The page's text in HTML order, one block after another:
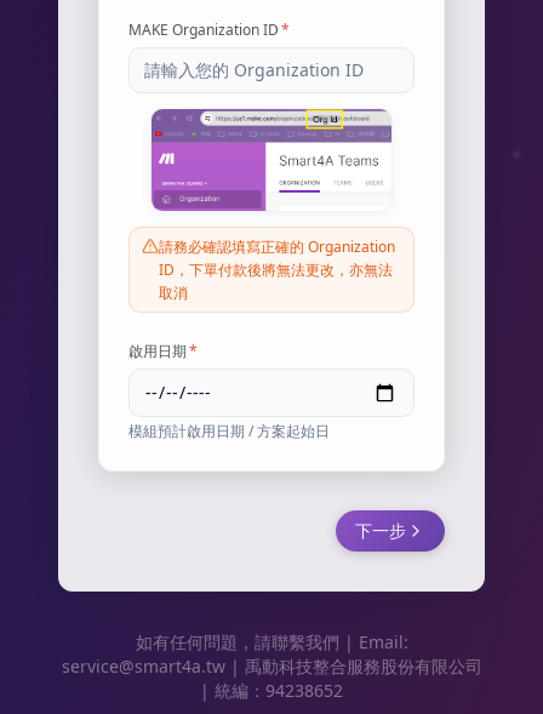
MAKE Organization ID*
請務必確認填寫正確的 Organization
ID，下單付款後將無法更改，亦無法
取消
啟用日期*
模組預計啟用日期 / 方案起始日
下一步
如有任何問題，請聯繫我們 | Email:
service@smart4a.tw | 禹動科技整合服務股份有限公司
| 統編：94238652